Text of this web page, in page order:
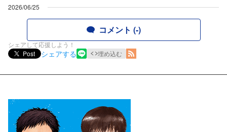
2026/06/25
コメント (-)
シェアして応援しよう！
Post
シェアする 埋め込む